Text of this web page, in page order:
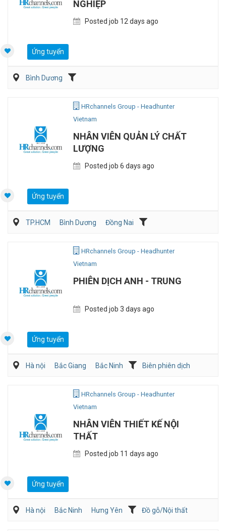
NGHIỆP
Posted job 12 days ago
Ứng tuyển
Bình Dương
HRchannels Group - Headhunter
Vietnam
NHÂN VIÊN QUẢN LÝ CHẤT
LƯỢNG
Posted job 6 days ago
Ứng tuyển
TP.HCM Bình Dương
Đồng Nai
HRchannels Group - Headhunter
Vietnam
PHIÊN DỊCH ANH - TRUNG
Posted job 3 days ago
Ứng tuyển
Hà nội Bắc Giang Bắc Ninh
Biên phiên dịch
HRchannels Group - Headhunter
Vietnam
NHÂN VIÊN THIẾT KẾ NỘI
THẤT
Posted job 11 days ago
Ứng tuyển
Hà nội Bắc Ninh Hưng Yên
Đồ gỗ/Nội thất